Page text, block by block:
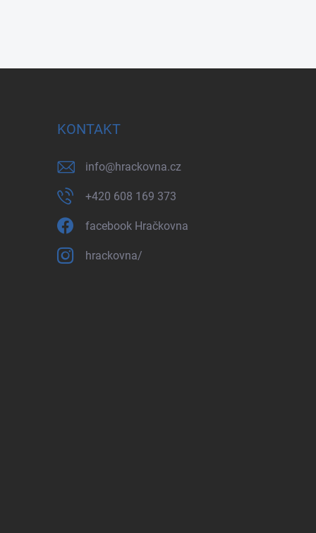
KONTAKT
info@hrackovna.cz
+420 608 169 373
facebook Hračkovna
hrackovna/